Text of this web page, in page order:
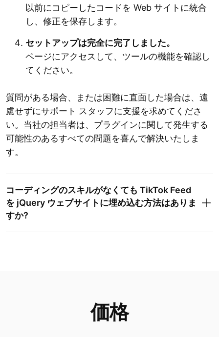
以前にコピーしたコードを Web サイトに統合
し、修正を保存します。
セットアップは完全に完了しました。
ページにアクセスして、ツールの機能を確認し
てください。
質問がある場合、または困難に直面した場合は、遠
慮せずにサポート スタッフに支援を求めてくださ
い。当社の担当者は、プラグインに関して発生する
可能性のあるすべての問題を喜んで解決いたしま
す。
コーディングのスキルがなくても TikTok Feed
を jQuery ウェブサイトに埋め込む方法はありま
すか?
価格